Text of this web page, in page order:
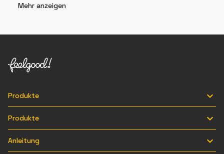
Mehr anzeigen
Produkte 
Produkte 
Anleitung 